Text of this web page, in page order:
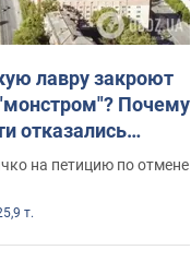
лавру закроют
Почему
отказались
на петицию по отмене
т.